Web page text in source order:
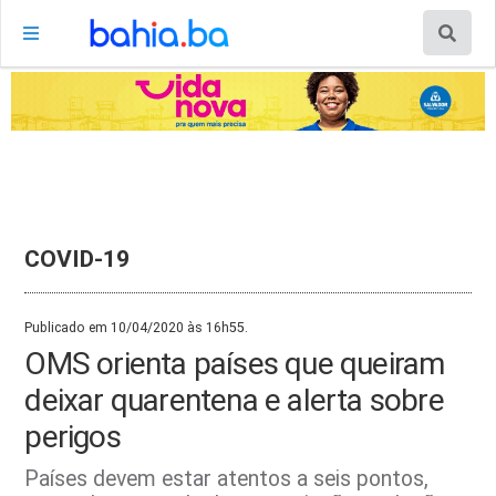
COVID-19
Publicado em 10/04/2020 às 16h55.
OMS orienta países que queiram
deixar quarentena e alerta sobre
perigos
Países devem estar atentos a seis pontos,